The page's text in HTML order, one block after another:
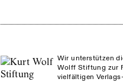
Wir unterstützen
Wolff Stiftung zur
vielfältigen